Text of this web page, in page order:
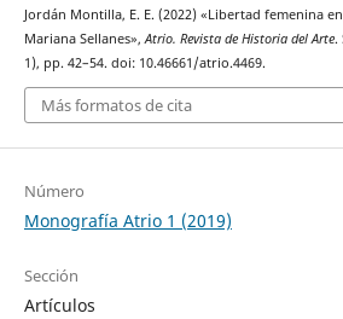
Jordán Montilla, E. E. (2022) «Libertad femenina
Mariana Sellanes», Atrio. Revista de Historia del Arte.
1), pp. 42–54. doi: 10.46661/atrio.4469.
Más formatos de cita
Número
Monografía Atrio 1 (2019)
Sección
Artículos